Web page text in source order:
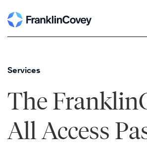
to
Services
The
All Access